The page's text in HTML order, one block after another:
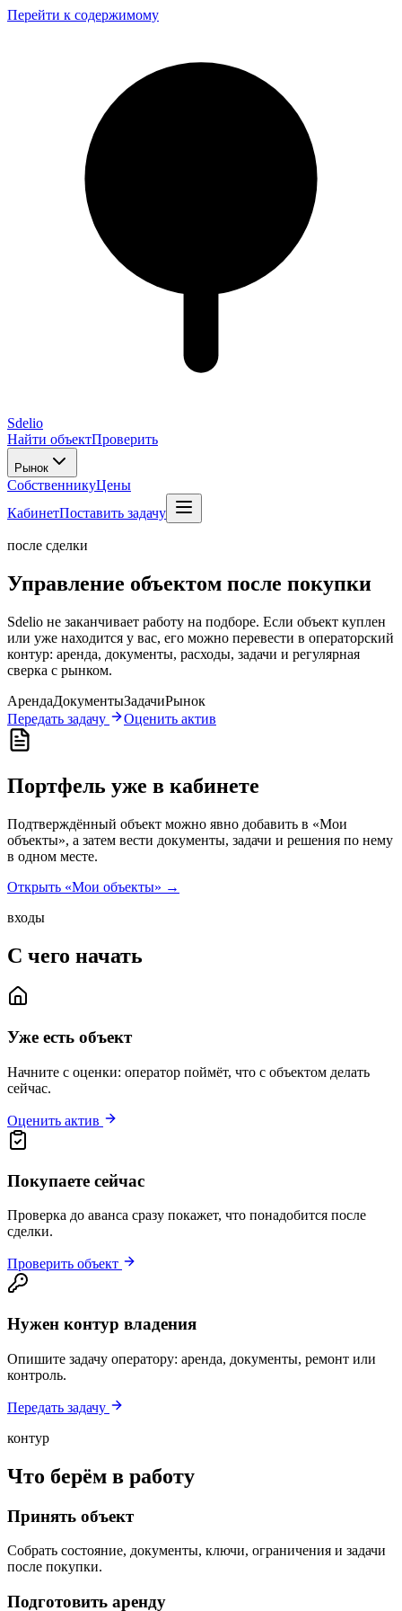
Перейти к содержимому
Sdelio
Найти объектПроверить
Рынок
СобственникуЦены
КабинетПоставить задачу
после сделки
Управление объектом после покупки
Sdelio не заканчивает работу на подборе. Если объект куплен
или уже находится у вас, его можно перевести в операторский
контур: аренда, документы, расходы, задачи и регулярная
сверка с рынком.
АрендаДокументыЗадачиРынок
Передать задачу
Оценить актив
Портфель уже в кабинете
Подтверждённый объект можно явно добавить в «Мои
объекты», а затем вести документы, задачи и решения по нему
в одном месте.
Открыть «Мои объекты» →
входы
С чего начать
Уже есть объект
Начните с оценки: оператор поймёт, что с объектом делать
сейчас.
Оценить актив
Покупаете сейчас
Проверка до аванса сразу покажет, что понадобится после
сделки.
Проверить объект
Нужен контур владения
Опишите задачу оператору: аренда, документы, ремонт или
контроль.
Передать задачу
контур
Что берём в работу
Принять объект
Собрать состояние, документы, ключи, ограничения и задачи
после покупки.
Подготовить аренду